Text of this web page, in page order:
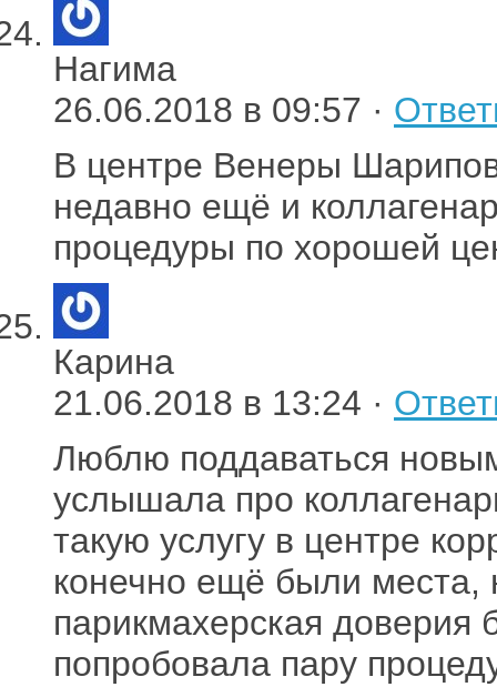
Нагима
26.06.2018 в 09:57 ·
В центре Венеры
недавно ещё и
процедуры по хорошей
Карина
21.06.2018 в 13:24 ·
Люблю поддаваться
услышала про
такую услугу в центре
конечно ещё были места,
парикмахерская доверия
попробовала пару